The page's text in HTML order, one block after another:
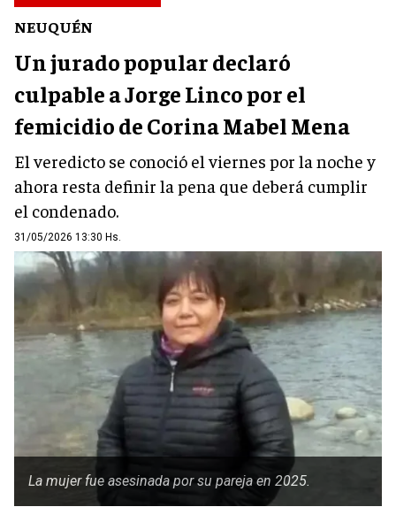
NEUQUÉN
Un jurado popular declaró
culpable a Jorge Linco por el
femicidio de Corina Mabel Mena
El veredicto se conoció el viernes por la noche y
ahora resta definir la pena que deberá cumplir
el condenado.
31/05/2026 13:30 Hs.
La mujer fue asesinada por su pareja en 2025.